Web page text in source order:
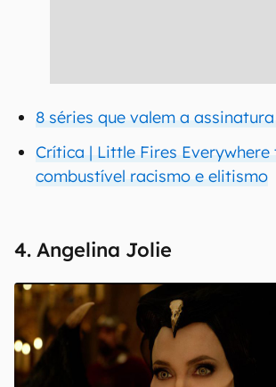
8 séries que valem a
Crítica | Little Fires Everywhere
combustível racismo e elitismo
4. Angelina Jolie